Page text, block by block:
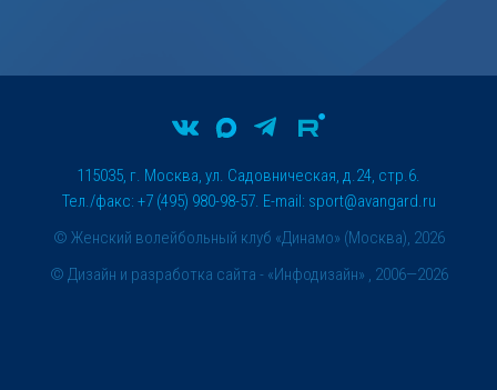
© Женский волейбольный клуб «Динамо» (Москва), 2026
115035, г. Москва, ул. Садовническая, д.24, стр.6.
Тел./факс: +7 (495) 980-98-57. E-mail: sport@avangard.ru
© Дизайн и разработка сайта - «Инфодизайн» , 2006—2026